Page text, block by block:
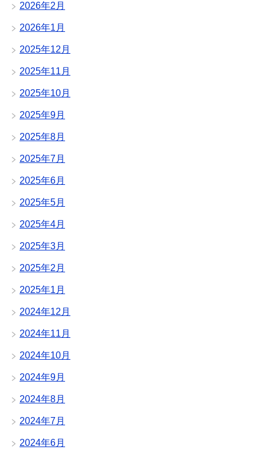
2026年2月
2026年1月
2025年12月
2025年11月
2025年10月
2025年9月
2025年8月
2025年7月
2025年6月
2025年5月
2025年4月
2025年3月
2025年2月
2025年1月
2024年12月
2024年11月
2024年10月
2024年9月
2024年8月
2024年7月
2024年6月